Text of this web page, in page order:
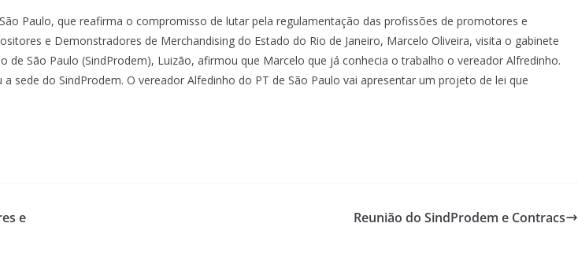
Paulo, que reafirma o compromisso de lutar pela regulamentação das profissões de promotores e
e Demonstradores de Merchandising do Estado do Rio de Janeiro, Marcelo Oliveira, visita o gabinete
São Paulo (SindProdem), Luizão, afirmou que Marcelo que já conhecia o trabalho o vereador Alfredinho.
sede do SindProdem. O vereador Alfedinho do PT de São Paulo vai apresentar um projeto de lei que
e
Reunião do SindProdem e Contracs